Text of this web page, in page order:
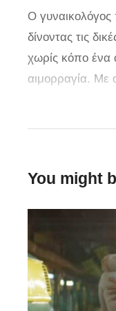
Ο γυναικολόγος
δίνοντας τις
χωρίς κόπο ένα
αιμορραγία. Με
μονάδας
ιατροδικαστή,
γυναικολόγο η
ούτε πως ήταν
εξελίχθηκε
[star]
You might